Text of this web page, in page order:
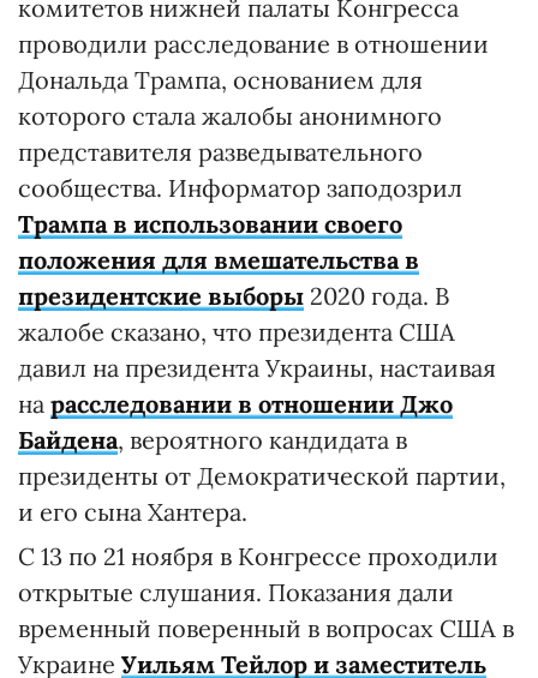
комитетов нижней палаты Конгресса
проводили расследование в отношении
Дональда Трампа, основанием для
которого стала жалобы анонимного
представителя разведывательного
сообщества. Информатор заподозрил
Трампа в использовании своего
положения для вмешательства в
президентские выборы 2020 года. В
жалобе сказано, что президента США
давил на президента Украины, настаивая
на расследовании в отношении Джо
Байдена, вероятного кандидата в
президенты от Демократической партии,
и его сына Хантера.
С 13 по 21 ноября в Конгрессе проходили
открытые слушания. Показания дали
временный поверенный в вопросах США в
Украине Уильям Тейлор и заместитель